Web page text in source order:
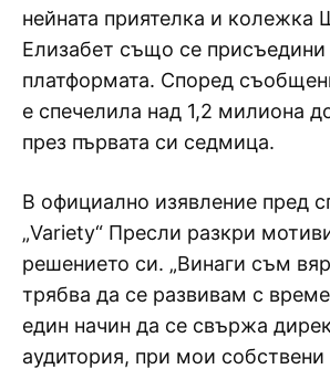
нейната приятелка и колежка
Елизабет също се
платформата. Според
е спечелила над 1,2 милиона
през първата си седмица.
В официално изявление пред
„Variety“ Пресли разкри
решението си. „Винаги съм
трябва да се развивам с
един начин да се свържа
аудитория, при мои собствени